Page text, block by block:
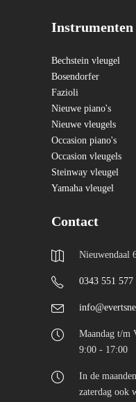
Instrumenten
Bechstein vleugel
Bosendorfer
Fazioli
Nieuwe piano's
Nieuwe vleugels
Occasion piano's
Occasion vleugels
Steinway vleugel
Yamaha vleugel
Contact
Nieuwendaal
0343 551 577
Maandag t/m
9:00 - 17:00
In de
zaterdag ook